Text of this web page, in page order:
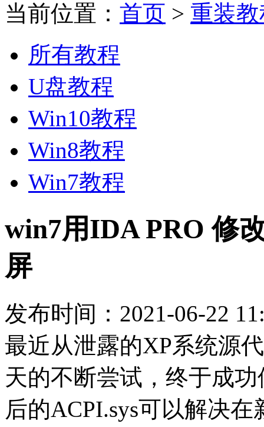
当前位置： 首页 > 重装
所有教程
U盘教程
Win10教程
Win8教程
Win7教程
win7用IDA PRO 修
屏
发布时间：2021-06-22
最近从泄露的XP系统源
天的不断尝试，终于成
后的ACPI.sys可以解决